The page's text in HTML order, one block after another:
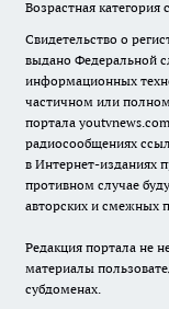
Возрастная категория
Свидетельство о
выдано Федеральной
информационных
частичном или
портала
радиосообщениях
в Интернет-изданиях
противном случае
авторских и смежных
Редакция портала не
материалы
субдоменах.